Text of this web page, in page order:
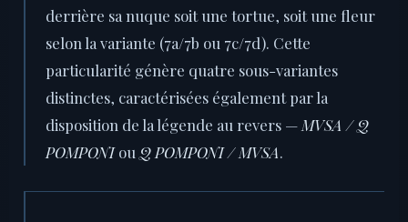
derrière sa nuque soit une tortue, soit une fleur
selon la variante (7a/7b ou 7c/7d). Cette
particularité génère quatre sous-variantes
distinctes, caractérisées également par la
disposition de la légende au revers — MVSA / Q
POMPONIou Q POMPONI / MVSA.